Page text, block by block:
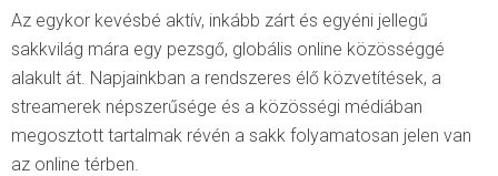
Az egykor kevésbé aktív, inkább zárt és egyéni jellegű
sakkvilág mára egy pezsgő, globális online közösséggé
alakult át. Napjainkban a rendszeres élő közvetítések, a
streamerek népszerűsége és a közösségi médiában
megosztott tartalmak révén a sakk folyamatosan jelen van
az online térben.